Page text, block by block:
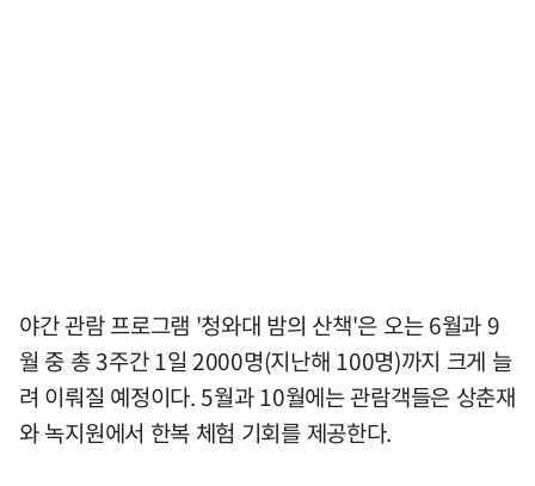
야간 관람 프로그램 '청와대 밤의 산책'은 오는 6월과 9
월 중 총 3주간 1일 2000명(지난해 100명)까지 크게 늘
려 이뤄질 예정이다. 5월과 10월에는 관람객들은 상춘재
와 녹지원에서 한복 체험 기회를 제공한다.